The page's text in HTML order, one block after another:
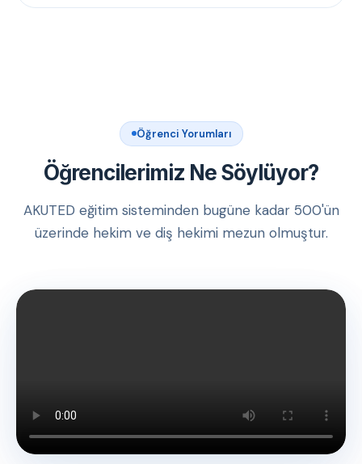
Öğrenci Yorumları
Öğrencilerimiz Ne Söylüyor?
AKUTED eğitim sisteminden bugüne kadar 500'ün
üzerinde hekim ve diş hekimi mezun olmuştur.